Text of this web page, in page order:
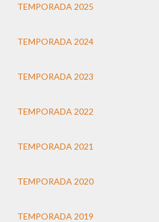
TEMPORADA 2025
TEMPORADA 2024
TEMPORADA 2023
TEMPORADA 2022
TEMPORADA 2021
TEMPORADA 2020
TEMPORADA 2019